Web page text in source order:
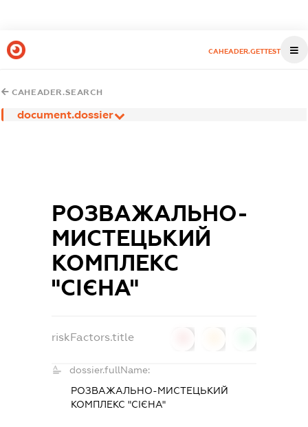
CAHEADER.GETTEST
CAHEADER.SEARCH
document.dossier
РОЗВАЖАЛЬНО-
МИСТЕЦЬКИЙ
КОМПЛЕКС
"СІЄНА"
riskFactors.title
dossier.fullName:
РОЗВАЖАЛЬНО-МИСТЕЦЬКИЙ
КОМПЛЕКС "СІЄНА"